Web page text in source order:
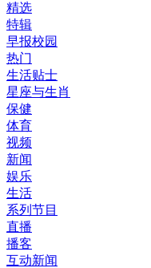
精选
特辑
早报校园
热门
生活贴士
星座与生肖
保健
体育
视频
新闻
娱乐
生活
系列节目
直播
播客
互动新闻